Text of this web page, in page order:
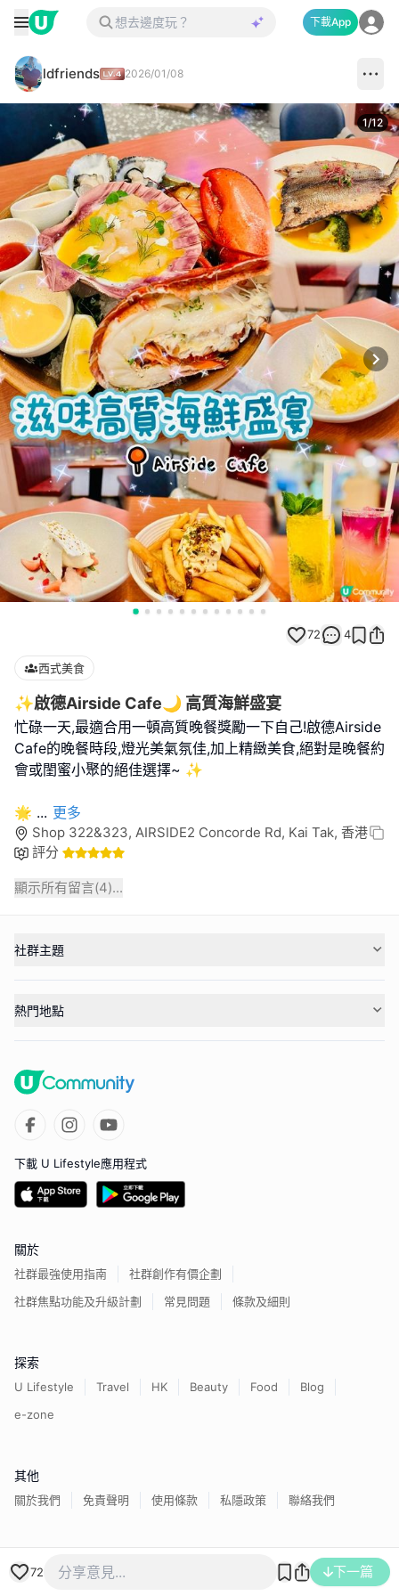
下載App
ldfriends 2026/01/08
1/12
72 4
西式美食
✨啟德Airside Cafe🌙 高質海鮮盛宴
忙碌一天,最適合用一頓高質晚餐獎勵一下自己!啟德Airside
Cafe的晚餐時段,燈光美氣氛佳,加上精緻美食,絕對是晚餐約
會或閨蜜小聚的絕佳選擇~ ✨
🌟 ... 更多
Shop 322&323, AIRSIDE2 Concorde Rd, Kai Tak, 香港
評分
顯示所有留言(4)...
72 下一篇
社群主題
熱門地點
下載 U Lifestyle應用程式
關於
社群最強使用指南
社群創作有價企劃
社群焦點功能及升級計劃
常見問題 條款及細則
探索
U Lifestyle Travel HK Beauty Food
Blog
e-zone
其他
關於我們 免責聲明 使用條款 私隱政策 聯絡我們
香港經濟日報版權所有©